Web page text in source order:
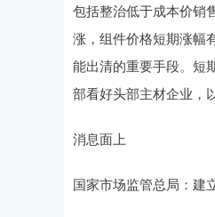
包括整治低于成本价销
涨，组件价格短期涨幅
能出清的重要手段。短
部看好头部主材企业，
消息面上
国家市场监管总局：建